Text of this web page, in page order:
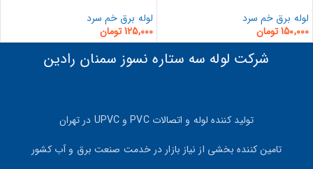
لوله برق خم سرد
150,000تومان
لوله برق خم سرد
125,000تومان
شرکت لوله سه ستاره نسوز سمنان رادین
تولید کننده لوله و اتصالات PVC و UPVC در تهران
تامین کننده بخشی از نیاز بازار در خدمت صنعت برق و آب کشور